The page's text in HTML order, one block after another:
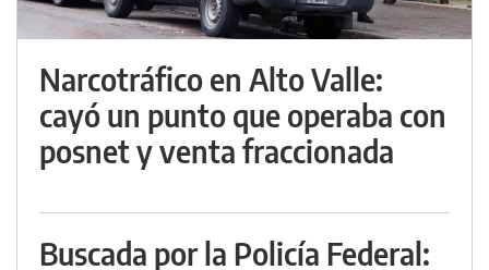
Narcotráfico en Alto Valle:
cayó un punto que operaba con
posnet y venta fraccionada
Buscada por la Policía Federal: